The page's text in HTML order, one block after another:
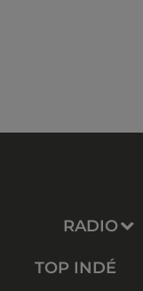
RADIO
TOP INDÉ